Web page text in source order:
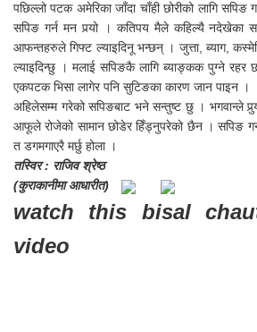
पछिल्लो पटक अमेरिका जाँदा चाँही छोरीको लागि सपिङ
सपिङ गर्न मन पर्‍यो । कतिपय मैले कहिल्यै नदेखेका
आफन्तहरुले गिफ्ट ल्याइदिनू भन्छन् । जुत्ता, ब्याग,
ल्याइदिन्छु । मलाई सपिङकै लागि ब्याङ्कक पुग्ने
एकपटक भिसा लागेर पनि सुटिङका कारण जान पाइन ।
अहिलेसम्म गरेको सपिङबाट भने सन्तुष्ट छु । भगवान्ले
आफूले रोजेको सामान छोडेर हिँड्नुपरेको छैन । सपिङ
त डगमगाएरै मर्छु होला ।
तस्विर : राजिव श्रेष्ठ
(कुराकानीमा आधारीत)
watch this bisal
video